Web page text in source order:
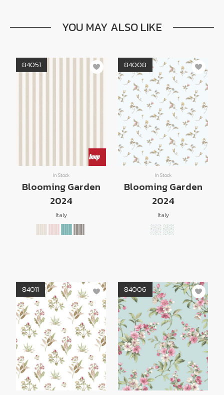
YOU MAY ALSO LIKE
84051
In Stock
Blooming Garden
2024
Italy
84008
In Stock
Blooming Garden
2024
Italy
84011 84006